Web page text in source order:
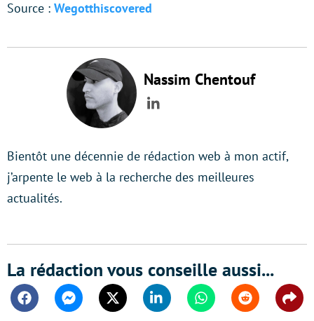
Source : Wegotthiscovered
Nassim Chentouf
LinkedIn
Bientôt une décennie de rédaction web à mon actif,
j’arpente le web à la recherche des meilleures
actualités.
La rédaction vous conseille aussi...
FacebookMessengerTwitter Linkedin WhatsappReddit